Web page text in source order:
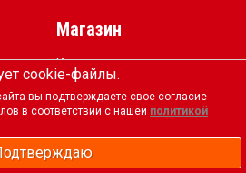
Магазин
Корзина
Оформить заказ
Оплата и доставка
Фальшивые интернет
cookie-файлы.
вы подтверждаете свое согласие
в соответствии с нашей политикой